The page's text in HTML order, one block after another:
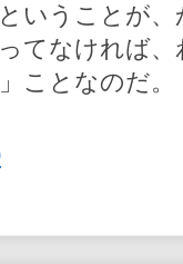
いうことが
てなければ
ことなのだ。